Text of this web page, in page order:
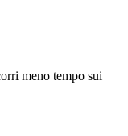
meno tempo sui